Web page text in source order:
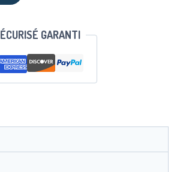
GARANTI